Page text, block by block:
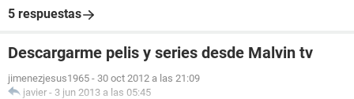
5 respuestas
Descargarme pelis y series desde Malvin tv
jimenezjesus1965 - 30 oct 2012 a las 21:09
javier - 3 jun 2013 a las 05:45